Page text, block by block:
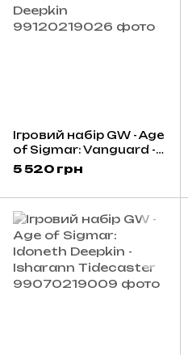
Ігровий набір GW - Age
of Sigmar: Vanguard -
Idoneth Deepkin
5 520 грн